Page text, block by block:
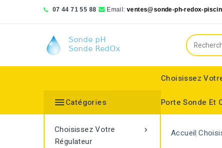
07 44 71 55 88 Email: ventes@sonde-ph-redox-
Choisissez
Porte Sonde Et
Catégories

Choisissez Votre
Régulateur
Accueil